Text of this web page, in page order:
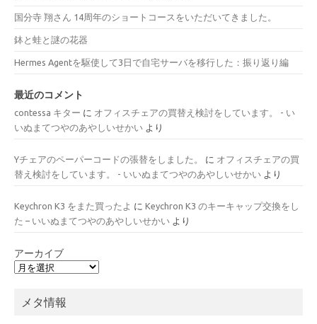
国分寺 翔さん 14周年のショートコースをいただいてきました。
鉢と蛙と謎の花器
Hermes Agentを駆使して3日で自宅サーバを移行した：振り返り編
最近のコメント
contessa キター に オフィスチェアの買替え検討をしています。 - い
いぬまてつやのあやしいせかい より
Yチェアのペーパーコードの張替をしました。 に オフィスチェアの買
替え検討をしています。 - いいぬまてつやのあやしいせかい より
Keychron K3 をまた買ったよ に Keychron K3 のキーキャップ交換をし
た – いいぬまてつやのあやしいせかい より
アーカイブ
メタ情報